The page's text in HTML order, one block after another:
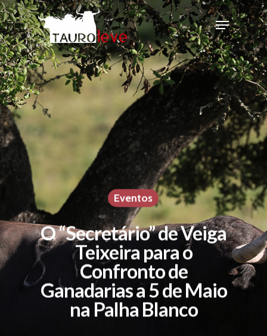
Eventos
O “Secretário” de Veiga
Teixeira para o
Confronto de
Ganadarias a 5 de Maio
na Palha Blanco